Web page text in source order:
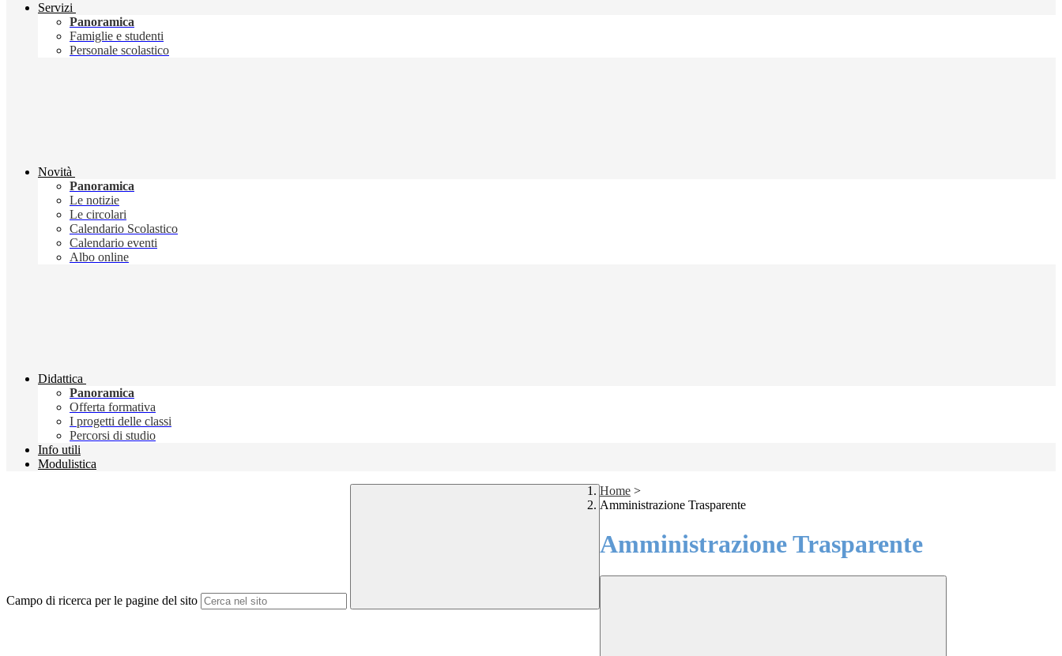
Servizi
Panoramica
Famiglie e studenti
Personale scolastico
Novità
Panoramica
Le notizie
Le circolari
Calendario Scolastico
Calendario eventi
Albo online
Didattica
Panoramica
Offerta formativa
I progetti delle classi
Percorsi di studio
Info utili
Modulistica
Campo di ricerca per le pagine del sito
Home >
Amministrazione Trasparente
Amministrazione Trasparente